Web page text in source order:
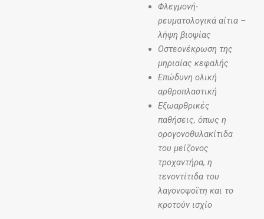
Φλεγμονή-
ρευματολογικά αίτια –
λήψη βιοψίας
Οστεονέκρωση της
μηριαίας κεφαλής
Επώδυνη ολική
αρθροπλαστική
Εξωαρθρικές
παθήσεις, όπως η
ορογονοθυλακίτιδα
του μείζονος
τροχαντήρα, η
τενοντίτιδα του
λαγονοψοϊτη και το
κροτούν ισχίο